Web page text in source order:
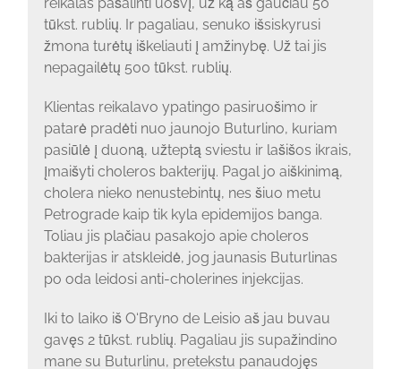
tūkst. rublių. Ir pagaliau, senuko išsiskyrusi
žmona turėtų iškeliauti į amžinybę. Už tai jis
nepagailėtų 500 tūkst. rublių.
Klientas reikalavo ypatingo pasiruošimo ir
patarė pradėti nuo jaunojo Buturlino, kuriam
pasiūlė į duoną, užteptą sviestu ir lašišos ikrais,
įmaišyti choleros bakterijų. Pagal jo aiškinimą,
cholera nieko nenustebintų, nes šiuo metu
Petrograde kaip tik kyla epidemijos banga.
Toliau jis plačiau pasakojo apie choleros
bakterijas ir atskleidė, jog jaunasis Buturlinas
po oda leidosi anti-cholerines injekcijas.
Iki to laiko iš O‘Bryno de Leisio aš jau buvau
gavęs 2 tūkst. rublių. Pagaliau jis supažindino
mane su Buturlinu, pretekstu panaudojęs